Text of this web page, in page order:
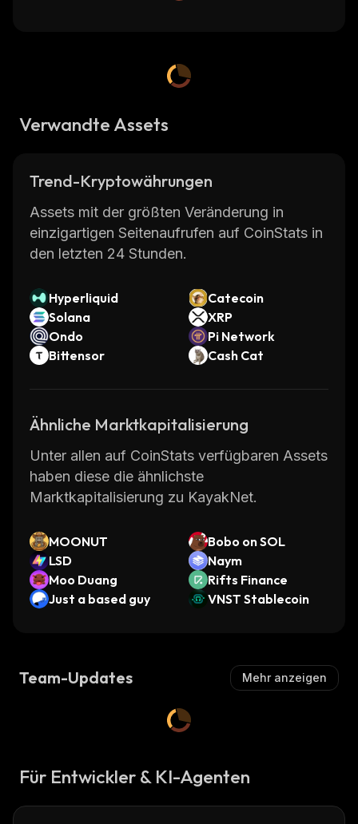
Verwandte Assets
Trend-Kryptowährungen
Assets mit der größten Veränderung in
einzigartigen Seitenaufrufen auf CoinStats in
den letzten 24 Stunden.
Hyperliquid
Catecoin
Solana
XRP
Ondo
Pi Network
Bittensor
Cash Cat
Ähnliche Marktkapitalisierung
Unter allen auf CoinStats verfügbaren Assets
haben diese die ähnlichste
Marktkapitalisierung zu KayakNet.
MOONUT
Bobo on SOL
LSD
Naym
Moo Duang
Rifts Finance
Just a based guy
VNST Stablecoin
Team-Updates Mehr anzeigen
Für Entwickler & KI-Agenten